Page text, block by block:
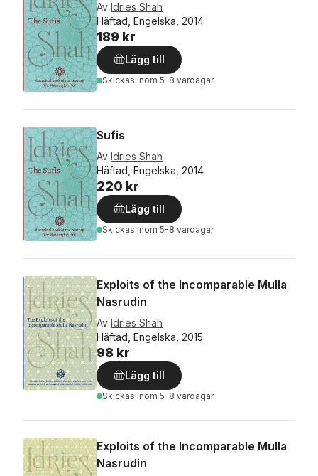
Av Idries Shah
Häftad, Engelska, 2014
189 kr
Lägg till
Skickas inom 5-8 vardagar
Sufis
Av Idries Shah
Häftad, Engelska, 2014
220 kr
Lägg till
Skickas inom 5-8 vardagar
Exploits of the Incomparable Mulla
Nasrudin
Av Idries Shah
Häftad, Engelska, 2015
98 kr
Lägg till
Skickas inom 5-8 vardagar
Exploits of the Incomparable Mulla
Nasrudin